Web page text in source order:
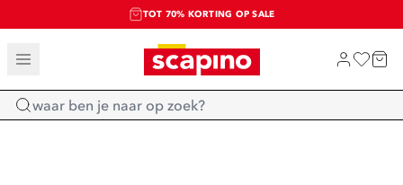
TOT 70% KORTING OP SALE
SALE: LAATSTE KANS!
SHOP NIEUW
Home